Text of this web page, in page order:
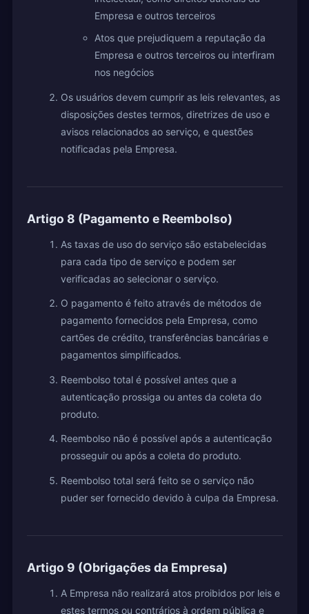
Empresa e outros terceiros
Atos que prejudiquem a reputação da
Empresa e outros terceiros ou interfiram
nos negócios
Os usuários devem cumprir as leis relevantes, as
disposições destes termos, diretrizes de uso e
avisos relacionados ao serviço, e questões
notificadas pela Empresa.
Artigo 8 (Pagamento e Reembolso)
As taxas de uso do serviço são estabelecidas
para cada tipo de serviço e podem ser
verificadas ao selecionar o serviço.
O pagamento é feito através de métodos de
pagamento fornecidos pela Empresa, como
cartões de crédito, transferências bancárias e
pagamentos simplificados.
Reembolso total é possível antes que a
autenticação prossiga ou antes da coleta do
produto.
Reembolso não é possível após a autenticação
prosseguir ou após a coleta do produto.
Reembolso total será feito se o serviço não
puder ser fornecido devido à culpa da Empresa.
Artigo 9 (Obrigações da Empresa)
A Empresa não realizará atos proibidos por leis e
estes termos ou contrários à ordem pública e